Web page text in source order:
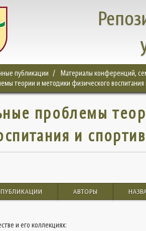
публикации
Материалы конференций,
теории и методики физического
проблемы
и
АВТОРЫ
и его коллекциях: